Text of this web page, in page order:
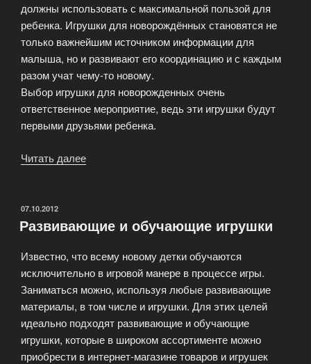
должны использовать с максимальной пользой для
ребенка. Игрушки для новорождённых становятся не
только важнейшим источником информации для
малыша, но и развивают его координацию и с каждым
разом учат чему-то новому.
Выбор игрушки для новорожденных очень
ответственное мероприятие, ведь эти игрушки будут
первыми друзьями ребенка.
Читать далее
ОПУБЛИКОВАНО
07.10.2012
Развивающие и обучающие игрушки
Известно, что всему новому детки обучаются
исключительно в игровой манере в процессе игры.
Заниматься можно, используя любые развивающие
материалы, в том числе и игрушки. Для этих целей
идеально подходят развивающие и обучающие
игрушки, которые в широком ассортименте можно
приобрести в интернет-магазине товаров и игрушек